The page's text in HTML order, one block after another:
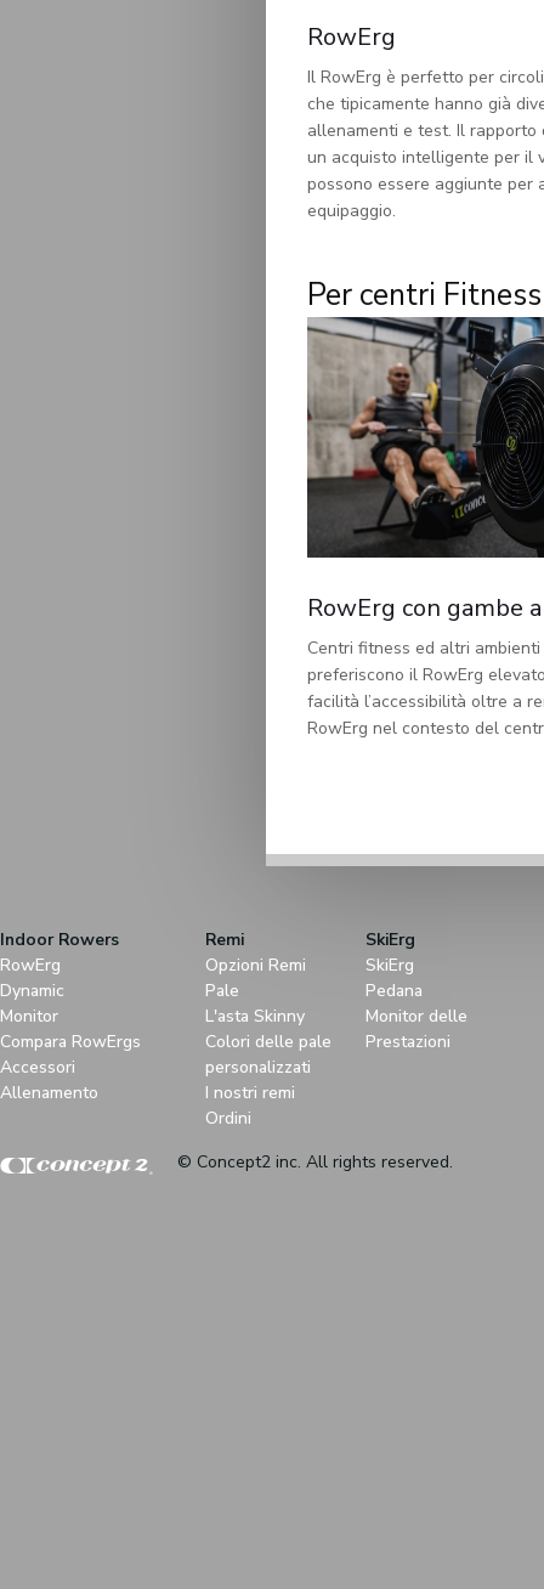
RowErg
Il RowErg è perfetto per
che tipicamente hanno già
allenamenti e test. Il
un acquisto intelligente per il
possono essere aggiunte per
equipaggio.
Per centri
RowErg con gambe
Centri fitness ed altri
preferiscono il RowErg
facilità l’accessibilità oltre a
RowErg nel contesto del
Indoor Rowers
RowErg
Dynamic
Monitor
Compara RowErgs
Accessori
Allenamento
Remi
Opzioni Remi
Pale
L'asta Skinny
Colori delle pale
personalizzati
I nostri remi
Ordini
SkiErg
SkiErg
Pedana
Monitor delle
Prestazioni
© Concept2 inc. All rights reserved.